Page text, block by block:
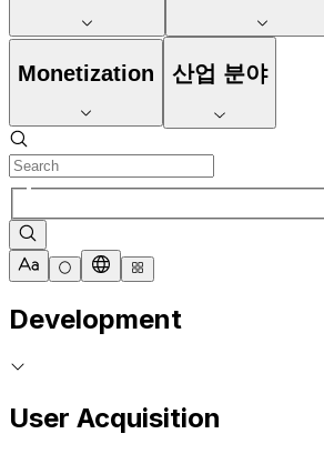
Monetization 산업 분야
Development
User Acquisition